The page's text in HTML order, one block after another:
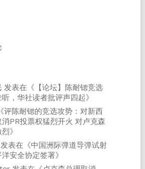
发表在《 【论坛】陈耐锶竞选
，华社读者批评声四起》
评陈耐锶的竞选攻势：对新西
PR投票权猛烈开火 对卢克森
》
发表在《中国洲际弹道导弹试射
安全协定签署》